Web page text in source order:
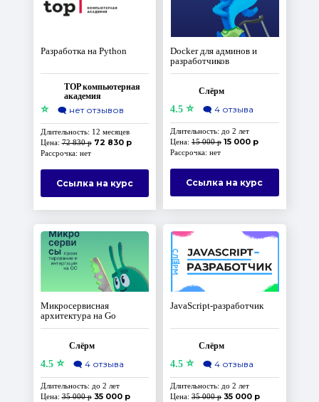
Разработка на Python
TOP компьютерная
академия
⭐ 🗨️ нет отзывов
Длительность: 12 месяцев
Цена:72 830 р 72 830 р
Рассрочка: нет
Ссылка на курс
Docker для админов и
разработчиков
Слёрм
4.5 ⭐ 🗨️ 4 отзыва
Длительность: до 2 лет
Цена: 15 000 р 15 000 р
Рассрочка: нет
Ссылка на курс
Микросервисная
архитектура на Go
Слёрм
4.5⭐ 🗨️ 4 отзыва
Длительность: до 2 лет
Цена:35 000 р 35 000 р
JavaScript-разработчик
Слёрм
4.5 ⭐ 🗨️ 4 отзыва
Длительность: до 2 лет
Цена: 35 000 р 35 000 р